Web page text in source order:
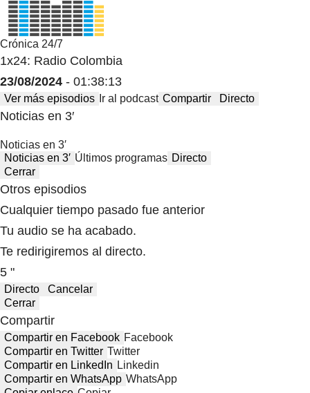
Crónica 24/7
1x24: Radio Colombia
23/08/2024 - 01:38:13
Ver más episodios Ir al podcast Compartir Directo
Noticias en 3′
Noticias en 3′
Noticias en 3′ Últimos programas Directo
Cerrar
Otros episodios
Cualquier tiempo pasado fue anterior
Tu audio se ha acabado.
Te redirigiremos al directo.
5 "
Directo
Cancelar
Cerrar
Compartir
Compartir en Facebook Facebook
Compartir en Twitter Twitter
Compartir en LinkedIn Linkedin
Compartir en WhatsApp WhatsApp